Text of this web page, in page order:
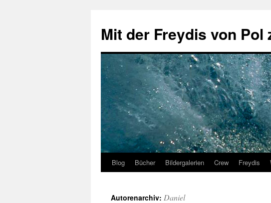
springen
Mit der Freydis von Pol
Blog Bücher Bildergalerien Crew Freydis
Autorenarchiv: Daniel